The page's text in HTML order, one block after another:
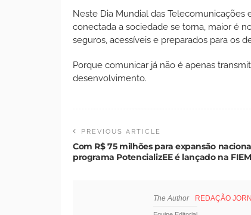
Neste Dia Mundial das Telecomunicações
conectada a sociedade se torna, maior é
seguros, acessíveis e preparados para os
Porque comunicar já não é apenas
desenvolvimento.
PREVIOUS ARTICLE
Com R$ 75 milhões para expansão
programa PotencializEE é lançado na
The Author REDAÇÃO